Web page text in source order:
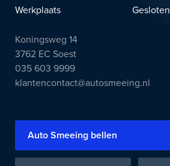
Werkplaats
Gesloten
Koningsweg 14
3762 EC Soest
035 603 9999
klantencontact@autosmeeing.nl
Auto Smeeing bellen